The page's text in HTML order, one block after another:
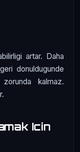
artar. Daha
donuldugunde
kalmaz.
Icin